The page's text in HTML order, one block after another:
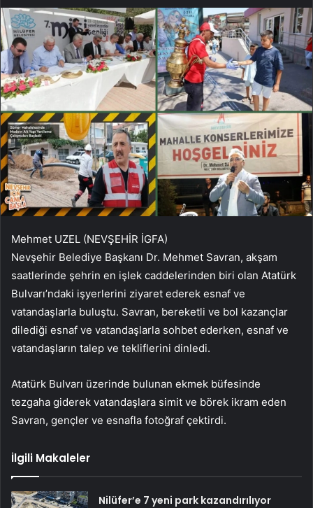
Mehmet UZEL (NEVŞEHİR İGFA)
Nevşehir Belediye Başkanı Dr. Mehmet Savran, akşam
saatlerinde şehrin en işlek caddelerinden biri olan Atatürk
Bulvarı’ndaki işyerlerini ziyaret ederek esnaf ve
vatandaşlarla buluştu. Savran, bereketli ve bol kazançlar
dilediği esnaf ve vatandaşlarla sohbet ederken, esnaf ve
vatandaşların talep ve tekliflerini dinledi.
Atatürk Bulvarı üzerinde bulunan ekmek büfesinde
tezgaha giderek vatandaşlara simit ve börek ikram eden
Savran, gençler ve esnafla fotoğraf çektirdi.
İlgili Makaleler
Nilüfer’e 7 yeni park kazandırılıyor